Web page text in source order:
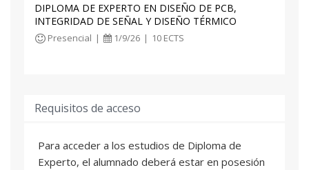
DIPLOMA DE EXPERTO EN DISEÑO DE PCB,
INTEGRIDAD DE SEÑAL Y DISEÑO TÉRMICO
Presencial | 1/9/26 | 10 ECTS
Requisitos de acceso
Para acceder a los estudios de Diploma de
Experto, el alumnado deberá estar en posesión